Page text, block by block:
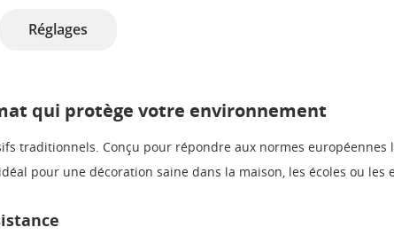
Réglages
qui protège votre environnement
traditionnels. Conçu pour répondre aux normes européennes
pour une décoration saine dans la maison, les écoles ou les